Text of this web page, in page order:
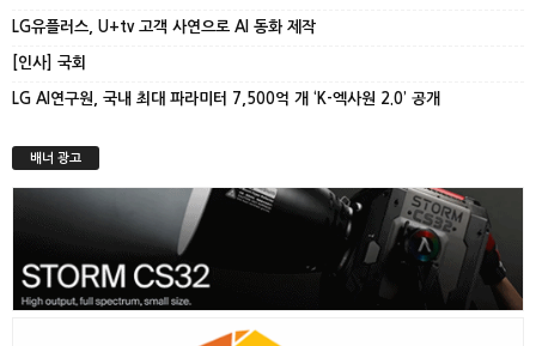
LG유플러스, U+tv 고객 사연으로 AI 동화 제작
[인사] 국회
LG AI연구원, 국내 최대 파라미터 7,500억 개 ‘K-엑사원 2.0’ 공개
배너 광고